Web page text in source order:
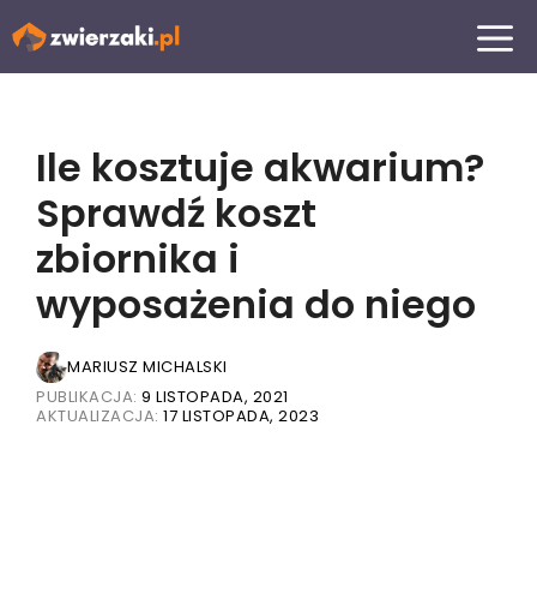
Przejdź
MENU
Ile kosztuje akwarium?
Sprawdź koszt
zbiornika i
wyposażenia do niego
MARIUSZ MICHALSKI
PUBLIKACJA: 9 LISTOPADA, 2021
AKTUALIZACJA: 17 LISTOPADA, 2023